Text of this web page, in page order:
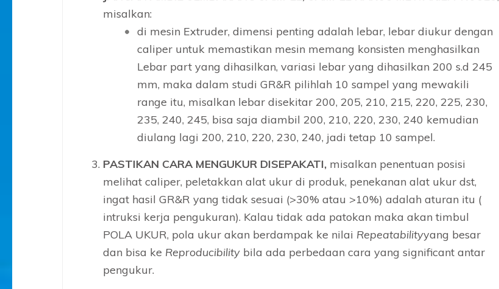
misalkan:
di mesin Extruder, dimensi penting adalah lebar, lebar diukur dengan
caliper untuk memastikan mesin memang konsisten menghasilkan
Lebar part yang dihasilkan, variasi lebar yang dihasilkan 200 s.d 245
mm, maka dalam studi GR&R pilihlah 10 sampel yang mewakili
range itu, misalkan lebar disekitar 200, 205, 210, 215, 220, 225, 230,
235, 240, 245, bisa saja diambil 200, 210, 220, 230, 240 kemudian
diulang lagi 200, 210, 220, 230, 240, jadi tetap 10 sampel.
PASTIKAN CARA MENGUKUR DISEPAKATI, misalkan penentuan posisi
melihat caliper, peletakkan alat ukur di produk, penekanan alat ukur dst,
ingat hasil GR&R yang tidak sesuai (>30% atau >10%) adalah aturan itu (
intruksi kerja pengukuran). Kalau tidak ada patokan maka akan timbul
POLA UKUR, pola ukur akan berdampak ke nilai Repeatabilityyang besar
dan bisa ke Reproducibility bila ada perbedaan cara yang significant antar
pengukur.